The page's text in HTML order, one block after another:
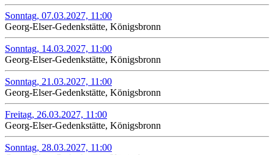
Sonntag, 07.03.2027, 11:00
Georg-Elser-Gedenkstätte, Königsbronn
Sonntag, 14.03.2027, 11:00
Georg-Elser-Gedenkstätte, Königsbronn
Sonntag, 21.03.2027, 11:00
Georg-Elser-Gedenkstätte, Königsbronn
Freitag, 26.03.2027, 11:00
Georg-Elser-Gedenkstätte, Königsbronn
Sonntag, 28.03.2027, 11:00